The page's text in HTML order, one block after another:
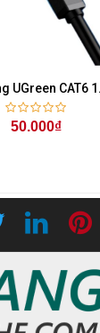
UGreen CAT6
50.000₫